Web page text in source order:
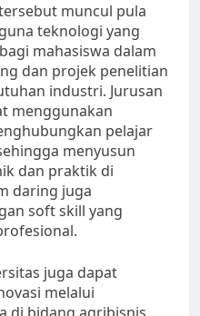
muncul pula
teknologi yang
mahasiswa dalam
dan projek penelitian
industri. Jurusan
menggunakan
pelajar
menyusun
dan praktik di
daring juga
soft skill yang
juga dapat
melalui